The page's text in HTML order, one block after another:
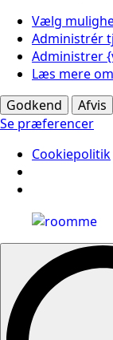
Vælg
Administrér
Administrer
Læs mere
Godkend
Afvis
Se præferencer
Cookiepolitik